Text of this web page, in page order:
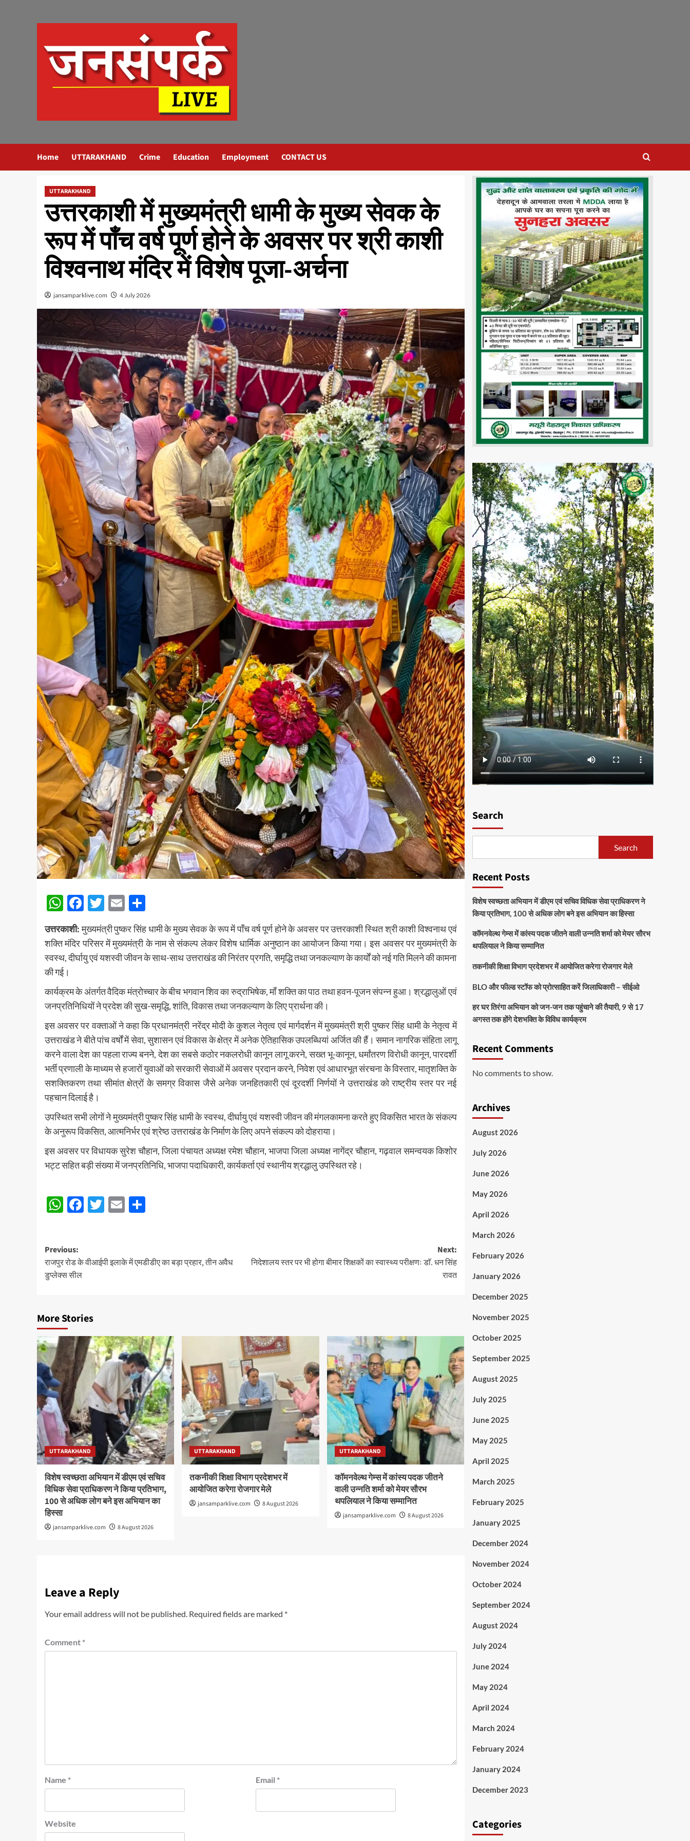
Home UTTARAKHAND Crime Education Employment CONTACT US
UTTARAKHAND
उत्तरकाशी में मुख्यमंत्री धामी के मुख्य सेवक के
रूप में पाँच वर्ष पूर्ण होने के अवसर पर श्री काशी
विश्वनाथ मंदिर में विशेष पूजा-अर्चना
jansamparklive.com 4 July 2026
WhatsApp
Facebook
Twitter
Email
उत्तरकाशी:मुख्यमंत्री पुष्कर सिंह धामी के मुख्य सेवक के रूप में पाँच वर्ष पूर्ण होने के अवसर पर उत्तरकाशी स्थित श्री काशी विश्वनाथ एवं
शक्ति मंदिर परिसर में मुख्यमंत्री के नाम से संकल्प लेकर विशेष धार्मिक अनुष्ठान का आयोजन किया गया। इस अवसर पर मुख्यमंत्री के
स्वस्थ, दीर्घायु एवं यशस्वी जीवन के साथ-साथ उत्तराखंड की निरंतर प्रगति, समृद्धि तथा जनकल्याण के कार्यों को नई गति मिलने की कामना
की गई।
कार्यक्रम के अंतर्गत वैदिक मंत्रोच्चार के बीच भगवान शिव का रुद्राभिषेक, माँ शक्ति का पाठ तथा हवन-पूजन संपन्न हुआ। श्रद्धालुओं एवं
जनप्रतिनिधियों ने प्रदेश की सुख-समृद्धि, शांति, विकास तथा जनकल्याण के लिए प्रार्थना की।
इस अवसर पर वक्ताओं ने कहा कि प्रधानमंत्री नरेंद्र मोदी के कुशल नेतृत्व एवं मार्गदर्शन में मुख्यमंत्री श्री पुष्कर सिंह धामी के नेतृत्व में
उत्तराखंड ने बीते पांच वर्षों में सेवा, सुशासन एवं विकास के क्षेत्र में अनेक ऐतिहासिक उपलब्धियां अर्जित की हैं। समान नागरिक संहिता लागू
करने वाला देश का पहला राज्य बनने, देश का सबसे कठोर नकलरोधी कानून लागू करने, सख्त भू-कानून, धर्मांतरण विरोधी कानून, पारदर्शी
भर्ती प्रणाली के माध्यम से हजारों युवाओं को सरकारी सेवाओं में अवसर प्रदान करने, निवेश एवं आधारभूत संरचना के विस्तार, मातृशक्ति के
सशक्तिकरण तथा सीमांत क्षेत्रों के समग्र विकास जैसे अनेक जनहितकारी एवं दूरदर्शी निर्णयों ने उत्तराखंड को राष्ट्रीय स्तर पर नई
पहचान दिलाई है।
उपस्थित सभी लोगों ने मुख्यमंत्री पुष्कर सिंह धामी के स्वस्थ, दीर्घायु एवं यशस्वी जीवन की मंगलकामना करते हुए विकसित भारत के संकल्प
के अनुरूप विकसित, आत्मनिर्भर एवं श्रेष्ठ उत्तराखंड के निर्माण के लिए अपने संकल्प को दोहराया।
इस अवसर पर विधायक सुरेश चौहान, जिला पंचायत अध्यक्ष रमेश चौहान, भाजपा जिला अध्यक्ष नागेंद्र चौहान, गढ़वाल समन्वयक किशोर
भट्ट सहित बड़ी संख्या में जनप्रतिनिधि, भाजपा पदाधिकारी, कार्यकर्ता एवं स्थानीय श्रद्धालु उपस्थित रहे।
Post
navigation
WhatsApp
Facebook
Twitter
Email
Post
navigation
Previous:
राजपुर रोड के वीआईपी इलाके में एमडीडीए का बड़ा प्रहार, तीन अवैध
डुप्लेक्स सील
Next:
निदेशालय स्तर पर भी होगा बीमार शिक्षकों का स्वास्थ्य परीक्षणः डाॅ. धन सिंह
रावत
More Stories
UTTARAKHAND
विशेष स्वच्छता अभियान में डीएम एवं सचिव
विधिक सेवा प्राधिकरण ने किया प्रतिभाग,
100 से अधिक लोग बने इस अभियान का
हिस्सा
jansamparklive.com 8 August 2026
UTTARAKHAND
तकनीकी शिक्षा विभाग प्रदेशभर में
आयोजित करेगा रोजगार मेले
jansamparklive.com 8 August 2026
UTTARAKHAND
कॉमनवेल्थ गेम्स में कांस्य पदक जीतने
वाली उन्नति शर्मा को मेयर सौरभ
थपलियाल ने किया सम्मानित
jansamparklive.com 8 August 2026
Leave a Reply
Your email address will not be published. Required fields are marked *
Comment *
Name * Email *
Website
Search
Search
Recent Posts
विशेष स्वच्छता अभियान में डीएम एवं सचिव विधिक सेवा प्राधिकरण ने
किया प्रतिभाग, 100 से अधिक लोग बने इस अभियान का हिस्सा
कॉमनवेल्थ गेम्स में कांस्य पदक जीतने वाली उन्नति शर्मा को मेयर सौरभ
थपलियाल ने किया सम्मानित
तकनीकी शिक्षा विभाग प्रदेशभर में आयोजित करेगा रोजगार मेले
BLO और फील्ड स्टॉफ को प्रोत्साहित करें जिलाधिकारी – सीईओ
हर घर तिरंगा अभियान को जन-जन तक पहुंचाने की तैयारी, 9 से 17
अगस्त तक होंगे देशभक्ति के विविध कार्यक्रम
Recent Comments
No comments to show.
Archives
August 2026
July 2026
June 2026
May 2026
April 2026
March 2026
February 2026
January 2026
December 2025
November 2025
October 2025
September 2025
August 2025
July 2025
June 2025
May 2025
April 2025
March 2025
February 2025
January 2025
December 2024
November 2024
October 2024
September 2024
August 2024
July 2024
June 2024
May 2024
April 2024
March 2024
February 2024
January 2024
December 2023
Categories